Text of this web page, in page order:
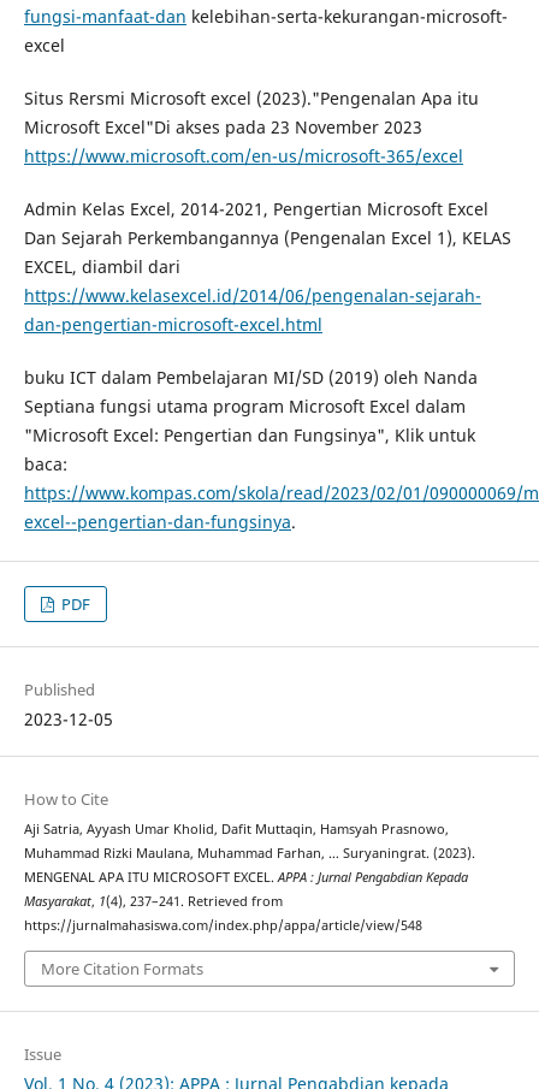
fungsi-manfaat-dan kelebihan-serta-kekurangan-microsoft-
excel
Situs Rersmi Microsoft excel (2023)."Pengenalan Apa itu
Microsoft Excel"Di akses pada 23 November 2023
https://www.microsoft.com/en-us/microsoft-365/excel
Admin Kelas Excel, 2014-2021, Pengertian Microsoft Excel
Dan Sejarah Perkembangannya (Pengenalan Excel 1), KELAS
EXCEL, diambil dari
https://www.kelasexcel.id/2014/06/pengenalan-sejarah-
dan-pengertian-microsoft-excel.html
buku ICT dalam Pembelajaran MI/SD (2019) oleh Nanda
Septiana fungsi utama program Microsoft Excel dalam
"Microsoft Excel: Pengertian dan Fungsinya", Klik untuk
baca:
https://www.kompas.com/skola/read/2023/02/01/090000069/
excel--pengertian-dan-fungsinya.
PDF
Published
2023-12-05
How to Cite
Aji Satria, Ayyash Umar Kholid, Dafit Muttaqin, Hamsyah Prasnowo,
Muhammad Rizki Maulana, Muhammad Farhan, … Suryaningrat. (2023).
MENGENAL APA ITU MICROSOFT EXCEL.APPA : Jurnal Pengabdian Kepada
Masyarakat, 1(4), 237–241. Retrieved from
https://jurnalmahasiswa.com/index.php/appa/article/view/548
More Citation Formats
Issue
Vol. 1 No. 4 (2023): APPA : Jurnal Pengabdian kepada